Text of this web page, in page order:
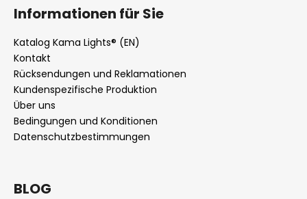
Informationen für Sie
Katalog Kama Lights® (EN)
Kontakt
Rücksendungen und Reklamationen
Kundenspezifische Produktion
Über uns
Bedingungen und Konditionen
Datenschutzbestimmungen
BLOG